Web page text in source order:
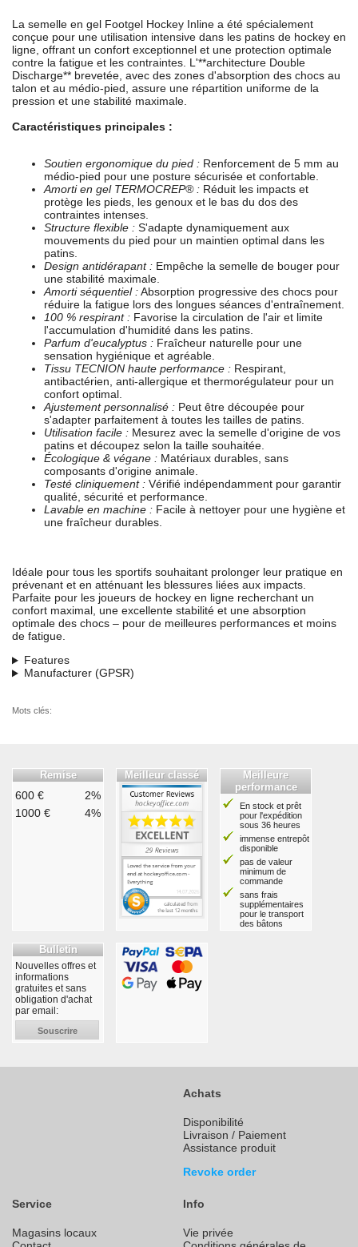
La semelle en gel Footgel Hockey Inline a été spécialement
conçue pour une utilisation intensive dans les patins de hockey en
ligne, offrant un confort exceptionnel et une protection optimale
contre la fatigue et les contraintes. L'**architecture Double
Discharge** brevetée, avec des zones d'absorption des chocs au
talon et au médio-pied, assure une répartition uniforme de la
pression et une stabilité maximale.
Caractéristiques principales :
Soutien ergonomique du pied : Renforcement de 5 mm au
médio-pied pour une posture sécurisée et confortable.
Amorti en gel TERMOCREP® : Réduit les impacts et
protège les pieds, les genoux et le bas du dos des
contraintes intenses.
Structure flexible : S'adapte dynamiquement aux
mouvements du pied pour un maintien optimal dans les
patins.
Design antidérapant : Empêche la semelle de bouger pour
une stabilité maximale.
Amorti séquentiel :Absorption progressive des chocs pour
réduire la fatigue lors des longues séances d'entraînement.
100 % respirant : Favorise la circulation de l'air et limite
l'accumulation d'humidité dans les patins.
Parfum d'eucalyptus : Fraîcheur naturelle pour une
sensation hygiénique et agréable.
Tissu TECNION haute performance : Respirant,
antibactérien, anti-allergique et thermorégulateur pour un
confort optimal.
Ajustement personnalisé : Peut être découpée pour
s'adapter parfaitement à toutes les tailles de patins.
Utilisation facile : Mesurez avec la semelle d'origine de vos
patins et découpez selon la taille souhaitée.
Écologique & végane : Matériaux durables, sans
composants d'origine animale.
Testé cliniquement : Vérifié indépendamment pour garantir
qualité, sécurité et performance.
Lavable en machine : Facile à nettoyer pour une hygiène et
une fraîcheur durables.
Idéale pour tous les sportifs souhaitant prolonger leur pratique en
prévenant et en atténuant les blessures liées aux impacts.
Parfaite pour les joueurs de hockey en ligne recherchant un
confort maximal, une excellente stabilité et une absorption
optimale des chocs – pour de meilleures performances et moins
de fatigue.
Features
Manufacturer (GPSR)
Mots clés:
Remise
600 €
2%
1000 €
4%
Meilleur classé
Meilleure
performance
En stock et prêt
pour l'expédition
sous 36 heures
immense entrepôt
disponible
pas de valeur
minimum de
commande
sans frais
supplémentaires
pour le transport
des bâtons
Bulletin
Nouvelles offres et
informations
gratuites et sans
obligation d'achat
par email:
Souscrire
Achats
Disponibilité
Livraison / Paiement
Assistance produit
Revoke order
Service
Magasins locaux
Info
Vie privée